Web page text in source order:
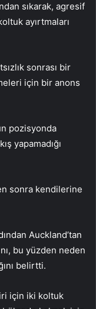
sıkarak, agresif
ayırtmaları
sonrası bir
için bir anons
pozisyonda
yapamadığı
sonra kendilerine
Auckland’tan
bu yüzden neden
belirtti.
için iki koltuk